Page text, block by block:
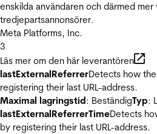
enskilda användaren och därmed
tredjepartsannonsörer.
Meta Platforms, Inc.
3
Läs mer om den här leverantören
lastExternalReferrerDetects how
registering their last URL-address.
Maximal lagringstid: BeständigTyp:
lastExternalReferrerTimeDetects
by registering their last URL-address.